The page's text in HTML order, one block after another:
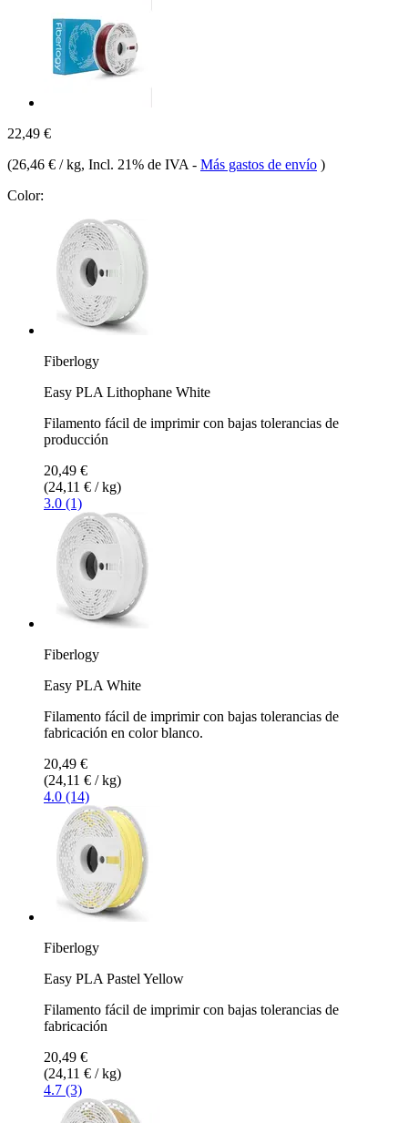
22,49 €
(26,46 € / kg, Incl. 21% de IVA - Más gastos de envío )
Color:
Fiberlogy
Easy PLA Lithophane White
Filamento fácil de imprimir con bajas tolerancias de
producción
20,49 €
(24,11 € / kg)
3.0 (1)
Fiberlogy
Easy PLA White
Filamento fácil de imprimir con bajas tolerancias de
fabricación en color blanco.
20,49 €
(24,11 € / kg)
4.0 (14)
Fiberlogy
Easy PLA Pastel Yellow
Filamento fácil de imprimir con bajas tolerancias de
fabricación
20,49 €
(24,11 € / kg)
4.7 (3)